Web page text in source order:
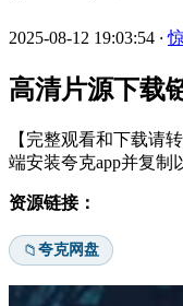
2025-08-12 19:03:54 ·
高清片源下载
【完整观看和下载请
端安装夸克app并复制
资源链接：
📁夸克网盘